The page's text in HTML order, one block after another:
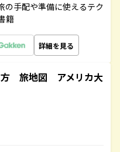
の手配や準備に使えるテク
籍
詳細を見る
方 旅地図 アメリカ大